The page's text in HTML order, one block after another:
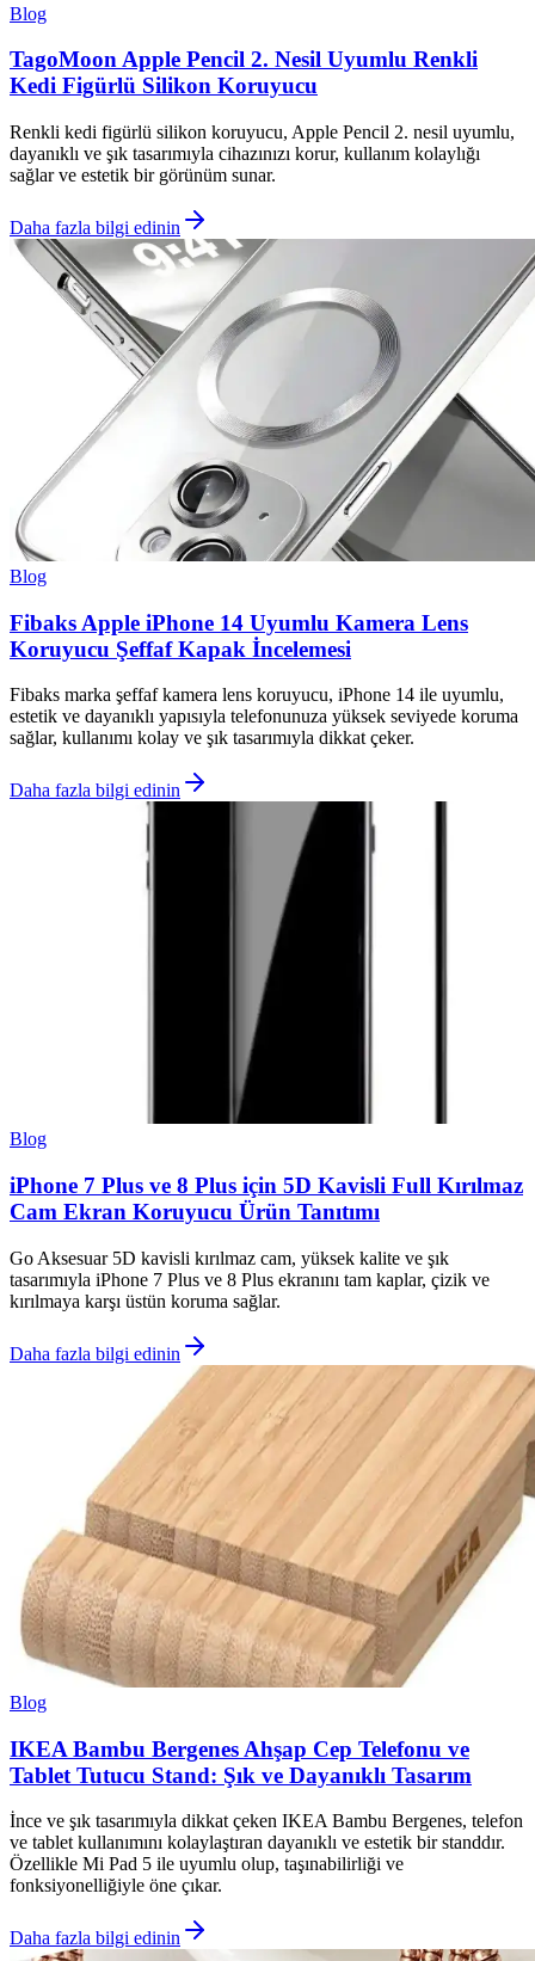
Blog
TagoMoon Apple Pencil 2. Nesil Uyumlu Renkli
Kedi Figürlü Silikon Koruyucu
Renkli kedi figürlü silikon koruyucu, Apple Pencil 2. nesil uyumlu,
dayanıklı ve şık tasarımıyla cihazınızı korur, kullanım kolaylığı
sağlar ve estetik bir görünüm sunar.
Daha fazla bilgi edinin
Blog
Fibaks Apple iPhone 14 Uyumlu Kamera Lens
Koruyucu Şeffaf Kapak İncelemesi
Fibaks marka şeffaf kamera lens koruyucu, iPhone 14 ile uyumlu,
estetik ve dayanıklı yapısıyla telefonunuza yüksek seviyede koruma
sağlar, kullanımı kolay ve şık tasarımıyla dikkat çeker.
Daha fazla bilgi edinin
Blog
iPhone 7 Plus ve 8 Plus için 5D Kavisli Full Kırılmaz
Cam Ekran Koruyucu Ürün Tanıtımı
Go Aksesuar 5D kavisli kırılmaz cam, yüksek kalite ve şık
tasarımıyla iPhone 7 Plus ve 8 Plus ekranını tam kaplar, çizik ve
kırılmaya karşı üstün koruma sağlar.
Daha fazla bilgi edinin
Blog
IKEA Bambu Bergenes Ahşap Cep Telefonu ve
Tablet Tutucu Stand: Şık ve Dayanıklı Tasarım
İnce ve şık tasarımıyla dikkat çeken IKEA Bambu Bergenes, telefon
ve tablet kullanımını kolaylaştıran dayanıklı ve estetik bir standdır.
Özellikle Mi Pad 5 ile uyumlu olup, taşınabilirliği ve
fonksiyonelliğiyle öne çıkar.
Daha fazla bilgi edinin